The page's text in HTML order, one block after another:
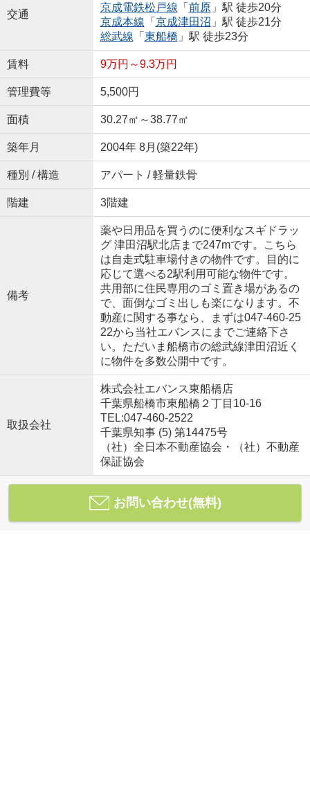
交通
京成電鉄松戸線 「 前原」駅 徒歩20分
京成本線 「 京成津田沼 」駅 徒歩21分
総武線 「 東船橋 」駅 徒歩23分
賃料 9万円～9.3万円
管理費等 5,500円
面積 30.27㎡～38.77㎡
築年月 2004年 8月(築22年)
種別 / 構造 アパート / 軽量鉄骨
階建 3階建
備考
薬や日用品を買うのに便利なスギドラッ
グ 津田沼駅北店まで247mです。こちら
は自走式駐車場付きの物件です。目的に
応じて選べる2駅利用可能な物件です。
共用部に住民専用のゴミ置き場があるの
で、面倒なゴミ出しも楽になります。不
動産に関する事なら、まずは047-460-25
22から当社エバンスにまでご連絡下さ
い。ただいま船橋市の総武線津田沼近く
に物件を多数公開中です。
取扱会社
株式会社エバンス東船橋店
千葉県船橋市東船橋２丁目10-16
TEL:047-460-2522
千葉県知事 (5) 第14475号
（社）全日本不動産協会・（社）不動産
保証協会
お問い合わせ(無料)